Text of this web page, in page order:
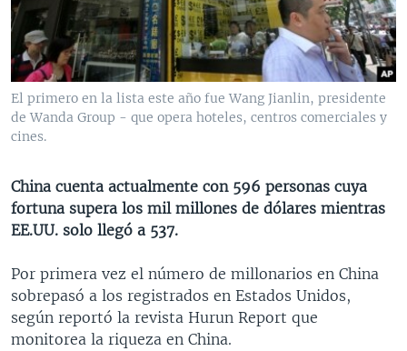
VENEZUELA
BRASIL
NICARAGUA
ECONOMÍA
ENTRETENIMIENTO Y CULTURA
TECNOLOGÍA
DEPORTES
MULTIMEDIA
VIDEOS
FOTOGRAFÍA
AUDIOS
PROGRAMAS TV
EL MUNDO AL DÍA
FORO INTERAMERICANO
LAS CLAVES
PANORAMA
RADIO
AVANCE INFORMATIVO
BUENOS DÍAS AMÉRICA
ESTADOS UNIDOS AL DÍA
FORO [RADIO]
DEPORTIVO INTERNACIONAL
NOTA ECONÓMICA
DIRECT
Learning English
Idiomas
El primero en la lista este año fue Wang Jianlin, presidente
de Wanda Group - que opera hoteles, centros comerciales y
cines.
China cuenta actualmente con 596 personas cuya
fortuna supera los mil millones de dólares mientras
EE.UU. solo llegó a 537.
Por primera vez el número de millonarios en China
sobrepasó a los registrados en Estados Unidos,
según reportó la revista Hurun Report que
monitorea la riqueza en China.